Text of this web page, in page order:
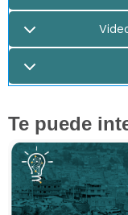
Te puede